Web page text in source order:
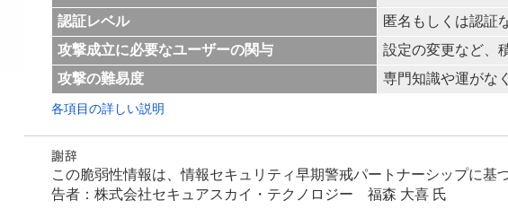
認証レベル
匿名もしくは認証
攻撃成立に必要なユーザーの関与
設定の変更など、
攻撃の難易度
専門知識や運がな
各項目の詳しい説明
この脆弱性情報は、情報セキュリティ早期警戒パートナーシップに基
告者：株式会社セキュアスカイ・テクノロジー 福森 大喜 氏